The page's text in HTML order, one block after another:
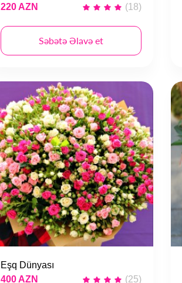
220 AZN
(18)
Səbətə Əlavə et
Eşq Dünyası
400 AZN
(25)